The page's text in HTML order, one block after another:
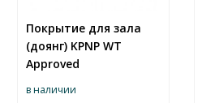
Покрытие для зала
(доянг) KPNP WT
Approved
в наличии